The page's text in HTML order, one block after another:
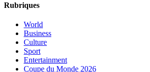
Rubriques
World
Business
Culture
Sport
Entertainment
Coupe du Monde 2026